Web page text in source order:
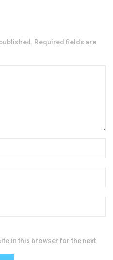
Required fields are
in this browser for the next